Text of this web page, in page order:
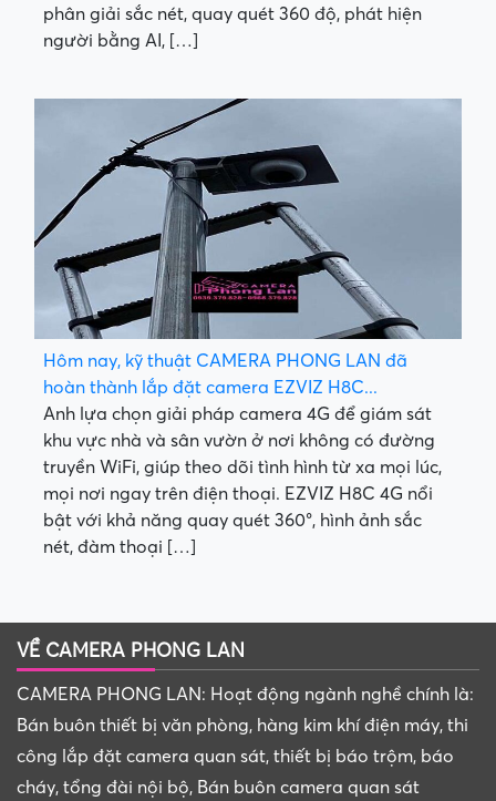
phân giải sắc nét, quay quét 360 độ, phát hiện
người bằng AI, […]
Hôm nay, kỹ thuật CAMERA PHONG LAN đã
hoàn thành lắp đặt camera EZVIZ H8C...
Anh lựa chọn giải pháp camera 4G để giám sát
khu vực nhà và sân vườn ở nơi không có đường
truyền WiFi, giúp theo dõi tình hình từ xa mọi lúc,
mọi nơi ngay trên điện thoại. EZVIZ H8C 4G nổi
bật với khả năng quay quét 360°, hình ảnh sắc
nét, đàm thoại […]
VỀ CAMERA PHONG LAN
CAMERA PHONG LAN: Hoạt động ngành nghề chính là:
Bán buôn thiết bị văn phòng, hàng kim khí điện máy, thi
công lắp đặt camera quan sát, thiết bị báo trộm, báo
cháy, tổng đài nội bộ, Bán buôn camera quan sát